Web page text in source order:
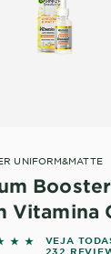
UNIFORM&MATTE
Booster
Vitamina
of 5 stars
VEJA
232